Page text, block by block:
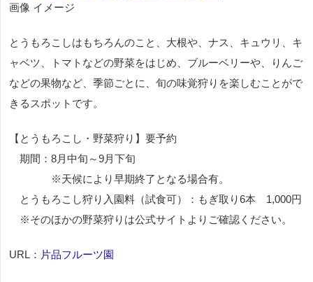
画像 イメージ
とうもろこしはもちろんのこと、大根や、ナス、キュウリ、キ
ャベツ、トマトなどの野菜をはじめ、ブルーベリーや、りんご
などの果物など、季節ごとに、旬の味覚狩りを楽しむことがで
きるスポットです。
【とうもろこし・野菜狩り】要予約
期間：8月中旬～9月下旬
※天候により早期終了となる場合有。
とうもろこし狩り入園料（試食可）：もぎ取り6本 1,000円
※そのほかの野菜狩りは公式サイトよりご確認ください。
URL： 片品フルーツ園